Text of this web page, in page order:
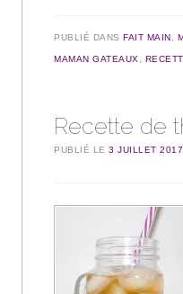
PUBLIÉ DANSFAIT MAIN
MAMAN GATEAUX
Recette de
PUBLIÉ LE3 JUILLET 2017